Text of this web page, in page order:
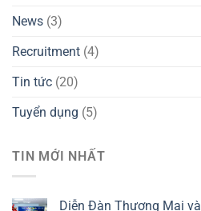
News (3)
Recruitment (4)
Tin tức (20)
Tuyển dụng (5)
TIN MỚI NHẤT
Diễn Đàn Thương Mại